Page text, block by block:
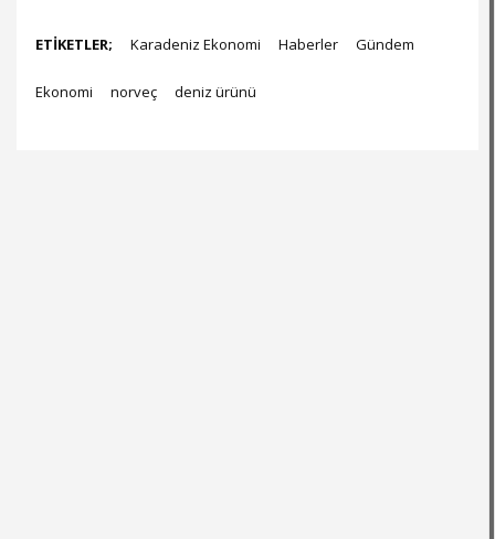
ETİKETLER; Karadeniz Ekonomi Haberler Gündem
Ekonomi norveç deniz ürünü